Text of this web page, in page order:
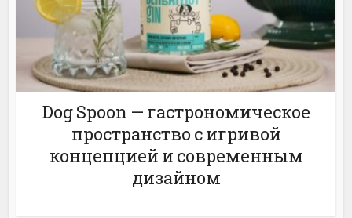
Dog Spoon — гастрономическое
пространство с игривой
концепцией и современным
дизайном